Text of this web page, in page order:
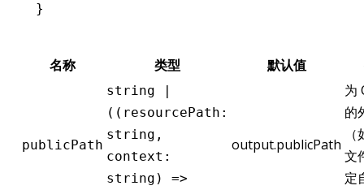
}
名称 类型 默认值
publicPath
string |
((resourcePath:
string,
context:
string) =>
output.publicPath
为
的
文
定